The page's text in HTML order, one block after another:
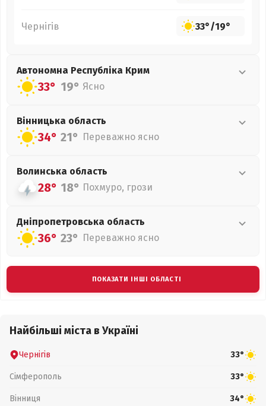
Чернігів 33°/19°
Автономна Республіка Крим
33° 19° Ясно
Вінницька область
34° 21° Переважно ясно
Волинська область
28° 18° Похмуро, грози
Дніпропетровська область
36° 23° Переважно ясно
ПОКАЗАТИ ІНШІ ОБЛАСТІ
Найбільші міста в Україні
Чернігів 33°
Сімферополь 33°
Вінниця 34°